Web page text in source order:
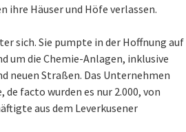
ihre Häuser und Höfe verlassen.
sich. Sie pumpte in der Hoffnung auf
um die Chemie-Anlagen, inklusive
neuen Straßen. Das Unternehmen
facto wurden es nur 2.000, von
aus dem Leverkusener